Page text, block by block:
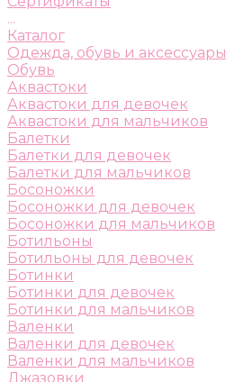
...
Каталог
Одежда, обувь и аксессуары
Обувь
Аквастоки
Аквастоки для девочек
Аквастоки для мальчиков
Балетки
Балетки для девочек
Балетки для мальчиков
Босоножки
Босоножки для девочек
Босоножки для мальчиков
Ботильоны
Ботильоны для девочек
Ботинки
Ботинки для девочек
Ботинки для мальчиков
Валенки
Валенки для девочек
Валенки для мальчиков
Джазовки